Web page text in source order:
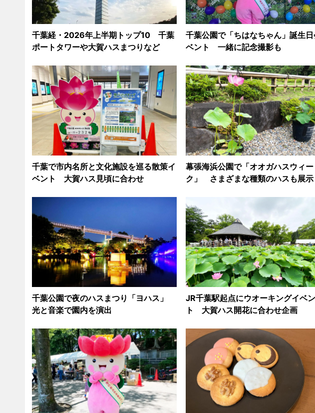
千葉経・2026年上半期トップ10 千葉
ポートタワーや大賀ハスまつりなど
千葉公園で「ちはなちゃん」誕生日
ベント 一緒に記念撮影も
千葉で市内名所と文化施設を巡る散策イ
ベント 大賀ハス見頃に合わせ
幕張海浜公園で「オオガハスウィー
ク」 さまざまな種類のハスも展示
千葉公園で夜のハスまつり「ヨハス」
光と音楽で園内を演出
JR千葉駅起点にウオーキングイベン
ト 大賀ハス開花に合わせ企画